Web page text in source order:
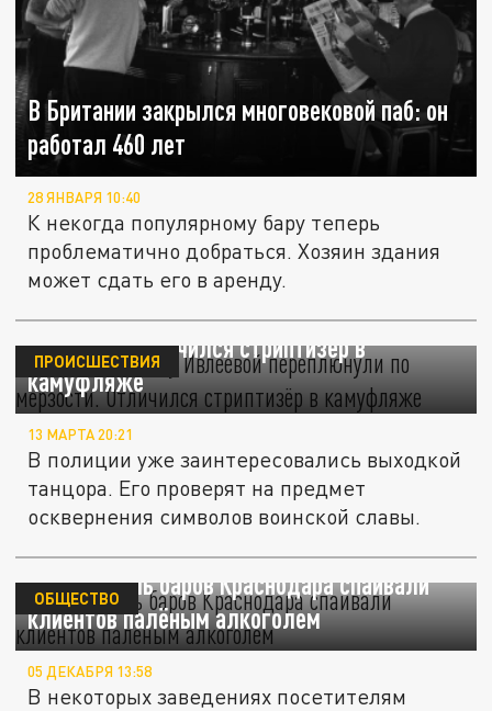
В Британии закрылся многовековой паб: он
работал 460 лет
28 ЯНВАРЯ 10:40
К некогда популярному бару теперь
проблематично добраться. Хозяин здания
может сдать его в аренду.
Голую вечеринку Ивлеевой переплюнули по
мерзости. Отличился стриптизёр в
камуфляже
ПРОИСШЕСТВИЯ
13 МАРТА 20:21
В полиции уже заинтересовались выходкой
танцора. Его проверят на предмет
осквернения символов воинской славы.
МВД: восемь баров Краснодара спаивали
клиентов палёным алкоголем
ОБЩЕСТВО
05 ДЕКАБРЯ 13:58
В некоторых заведениях посетителям